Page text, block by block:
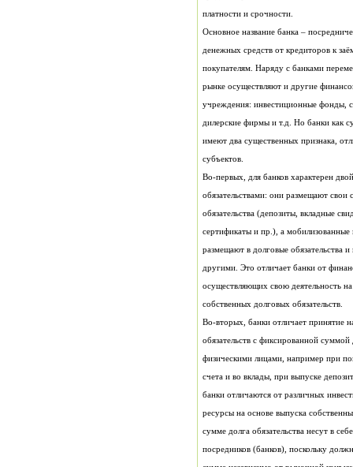
платности и срочности.
субъектов.
собственных долговых обязательств.
счета и во вклады, при выпуске